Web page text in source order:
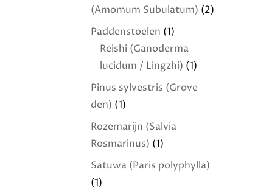
(Amomum Subulatum) (2)
Paddenstoelen (1)
Reishi (Ganoderma
lucidum / Lingzhi) (1)
Pinus sylvestris (Grove
den) (1)
Rozemarijn (Salvia
Rosmarinus) (1)
Satuwa (Paris polyphylla)
(1)